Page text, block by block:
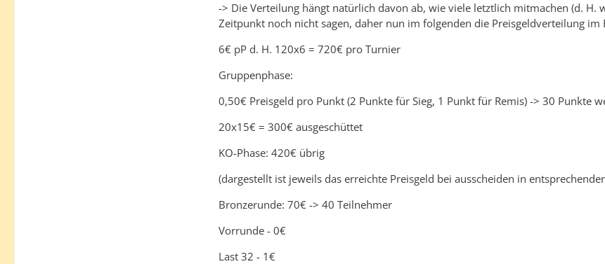
-> Die Verteilung hängt natürlich davon ab, wie viele letztlich mitmachen (d. H.
Zeitpunkt noch nicht sagen, daher nun im folgenden die Preisgeldverteilung
6€ pP d. H. 120x6 = 720€ pro Turnier
Gruppenphase:
0,50€ Preisgeld pro Punkt (2 Punkte für Sieg, 1 Punkt für Remis) -> 30 Punkte
20x15€ = 300€ ausgeschüttet
KO-Phase: 420€ übrig
(dargestellt ist jeweils das erreichte Preisgeld bei ausscheiden in
Bronzerunde: 70€ -> 40 Teilnehmer
Vorrunde - 0€
Last 32 - 1€